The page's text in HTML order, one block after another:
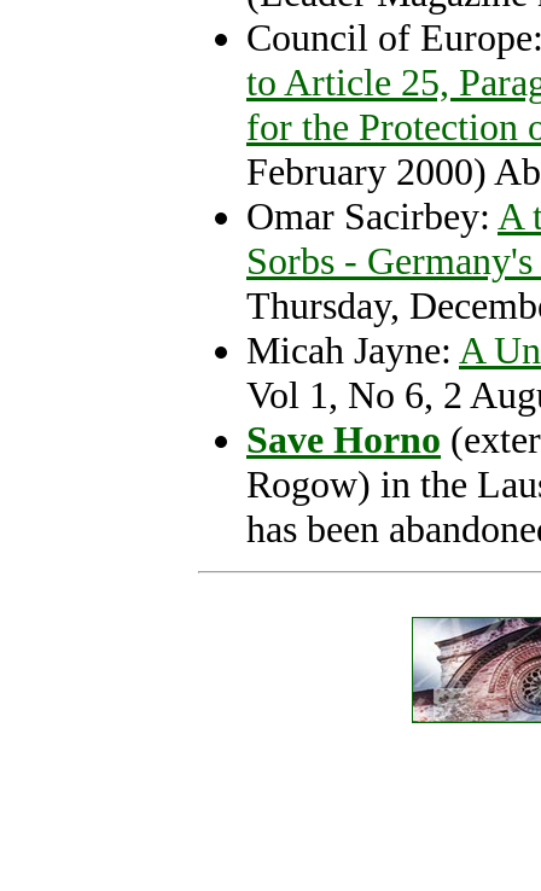
Council of
to Article 25,
for the Protection
February 2000)
Omar Sacirbey: A
Sorbs -
Thursday,
Micah Jayne: A
Vol 1, No 6, 2
Save Horno
Rogow) in the
has been